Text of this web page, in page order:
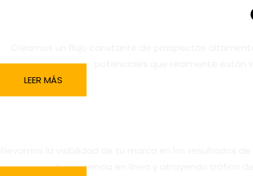
LEER MÁS
tu presencia en línea y atrayendo tráfico